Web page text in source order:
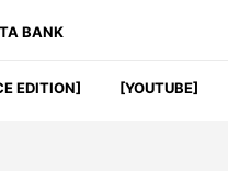
BANK
EDITION] [YOUTUBE]